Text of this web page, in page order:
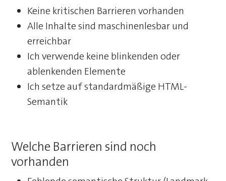
Keine kritischen Barrieren vorhanden
Alle Inhalte sind maschinenlesbar und
erreichbar
Ich verwende keine blinkenden oder
ablenkenden Elemente
Ich setze auf standardmäßige HTML-
Semantik
Welche Barrieren sind noch
vorhanden